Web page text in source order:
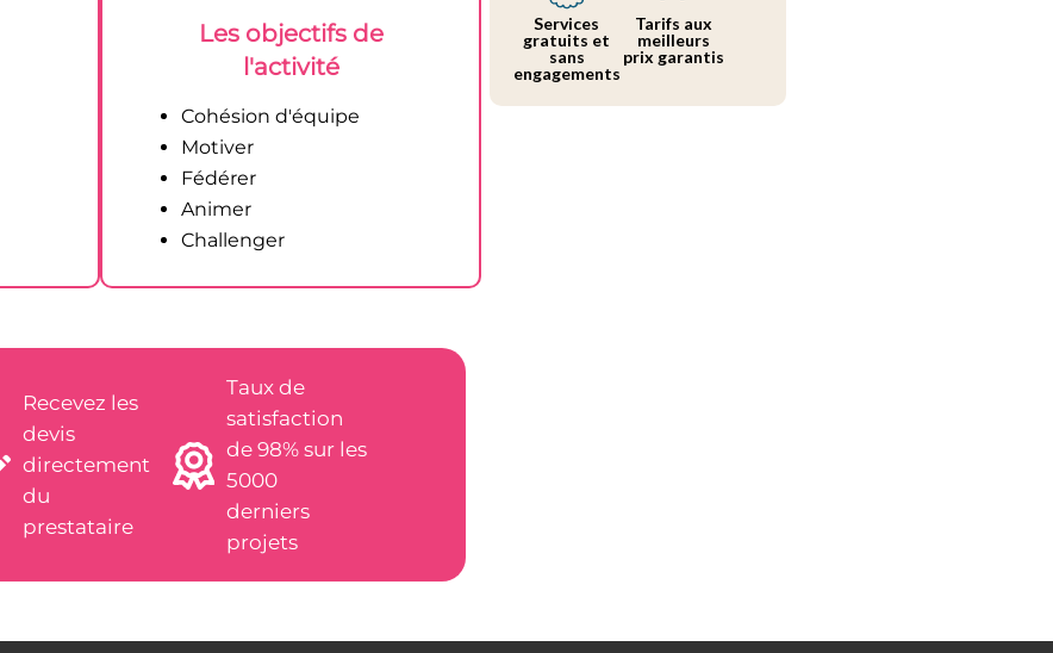
Les objectifs de
l'activité
Cohésion d'équipe
Motiver
Fédérer
Animer
Challenger
Recevez les
devis
directement
du
prestataire
Taux de
satisfaction
de 98% sur les
5000
derniers
projets
Services
gratuits et
sans
engagements
Tarifs aux
meilleurs
prix garantis